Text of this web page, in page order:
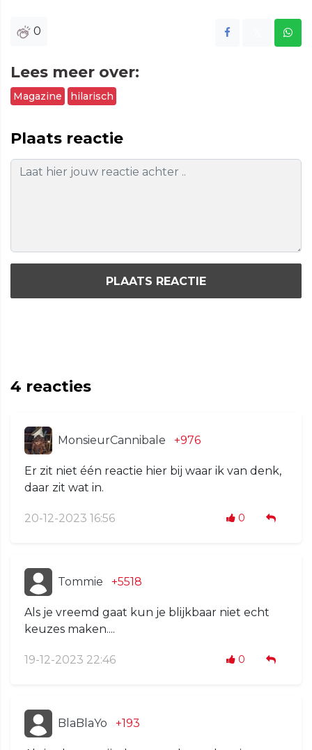
0
Lees meer over:
Magazine hilarisch
Plaats reactie
PLAATS REACTIE
4 reacties
MonsieurCannibale +976
Er zit niet één reactie hier bij waar ik van denk,
daar zit wat in.
20-12-2023 16:56 0
Tommie +5518
Als je vreemd gaat kun je blijkbaar niet echt
keuzes maken....
19-12-2023 22:46 0
BlaBlaYo +193